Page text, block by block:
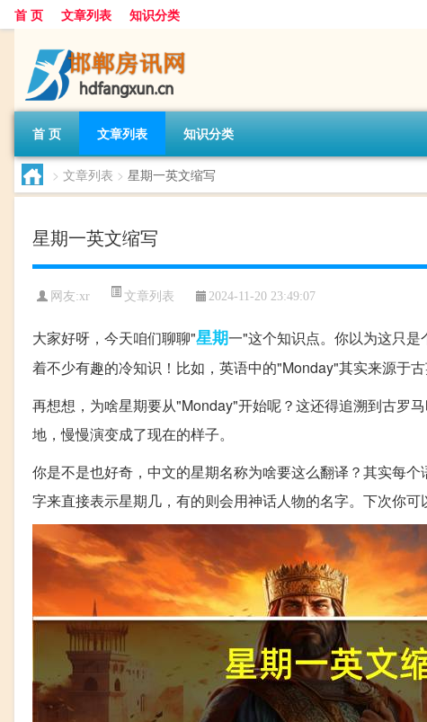
首 页 文章列表 知识分类
首 页 文章列表 知识分类
> 文章列表 > 星期一英文缩写
星期一英文缩写
网友:xr 文章列表 2024-11-20 23:49:07
大家好呀，今天咱们聊聊"星期一"这个知识点。你以为这只
着不少有趣的冷知识！比如，英语中的"Monday"其实来源于
再想想，为啥星期要从"Monday"开始呢？这还得追溯到古罗
地，慢慢演变成了现在的样子。
你是不是也好奇，中文的星期名称为啥要这么翻译？其实每
字来直接表示星期几，有的则会用神话人物的名字。下次你